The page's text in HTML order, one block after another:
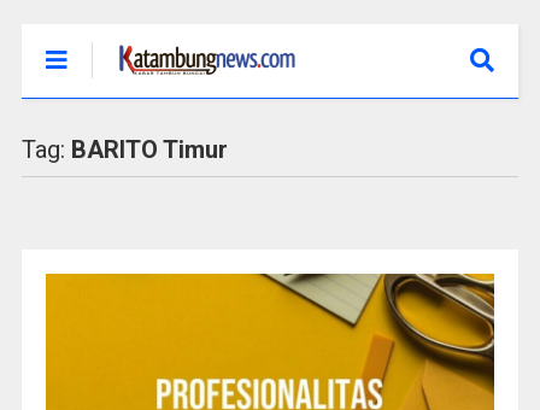
Tag: BARITO Timur